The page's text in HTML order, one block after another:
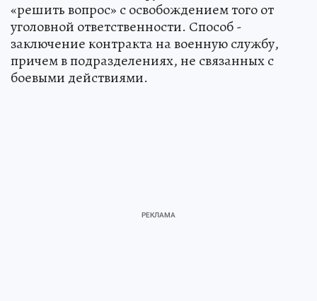
«решить вопрос» с освобождением того от
уголовной ответственности. Способ -
заключение контракта на военную службу,
причем в подразделениях, не связанных с
боевыми действиями.